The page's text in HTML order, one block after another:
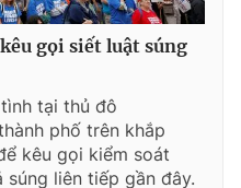
gọi siết luật súng
tại thủ đô
phố trên khắp
kêu gọi kiểm soát
súng liên tiếp gần đây.